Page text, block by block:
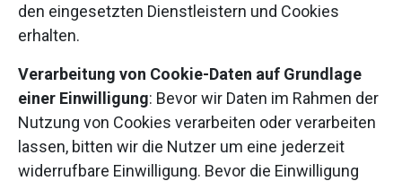
den eingesetzten Dienstleistern und Cookies
erhalten.
Verarbeitung von Cookie-Daten auf Grundlage
einer Einwilligung: Bevor wir Daten im Rahmen der
Nutzung von Cookies verarbeiten oder verarbeiten
lassen, bitten wir die Nutzer um eine jederzeit
widerrufbare Einwilligung. Bevor die Einwilligung